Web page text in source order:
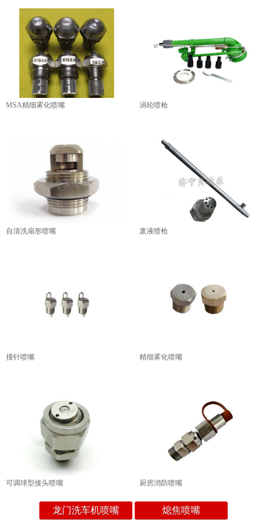
MSA精细雾化喷嘴 涡轮喷枪
自清洗扇形喷嘴 废液喷枪
撞针喷嘴 精细雾化喷嘴
可调球型接头喷嘴 厨房消防喷嘴
龙门洗车机喷嘴
熄焦喷嘴